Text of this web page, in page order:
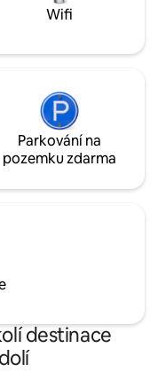
Wifi
Parkování na
pozemku zdarma
destinace